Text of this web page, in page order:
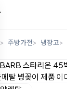
주방가전 냉장고